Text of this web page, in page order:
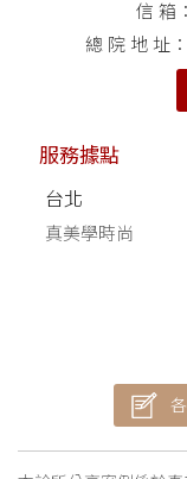
信 箱：
總 院 地 址
服務據點
台北
真美學時尚